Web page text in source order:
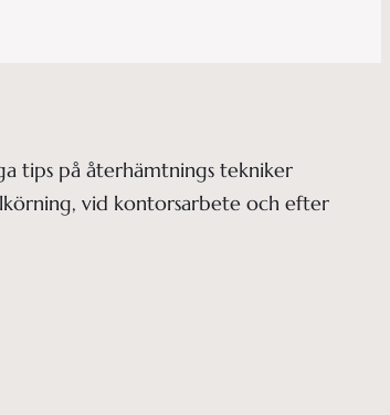
tips på återhämtnings tekniker
vid kontorsarbete och efter